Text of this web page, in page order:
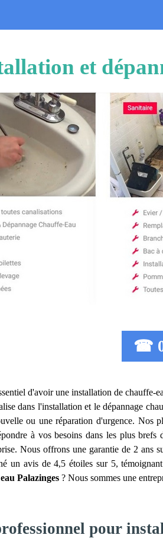
et
☎
d'avoir une installation de chauffe-
dans l'installation et le dépannage
ou une réparation d'urgence. Nos
à vos besoins dans les plus
Nous offrons une garantie de 2
un avis de 4,5 étoiles sur 5,
Palazinges ? Nous sommes une
pour